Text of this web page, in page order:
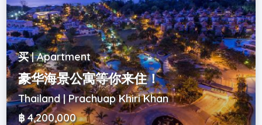
买 | Apartment
豪华海景公寓等你来住！
Thailand | Prachuap Khiri Khan
฿ 4,200,000